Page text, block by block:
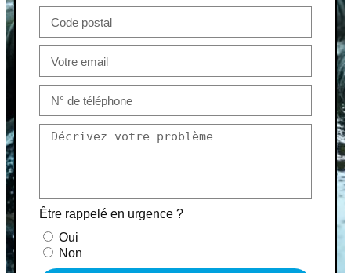
Être rappelé en urgence ?
Oui
Non